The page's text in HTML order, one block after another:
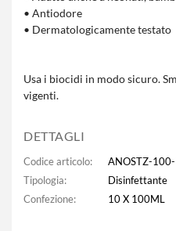
• Antiodore
• Dermatologicamente testato
Usa i biocidi in modo sicuro.
vigenti.
DETTAGLI
Codice articolo:
ANOSTZ-
Tipologia:
Disinfettante
Confezione:
10 X 100ML